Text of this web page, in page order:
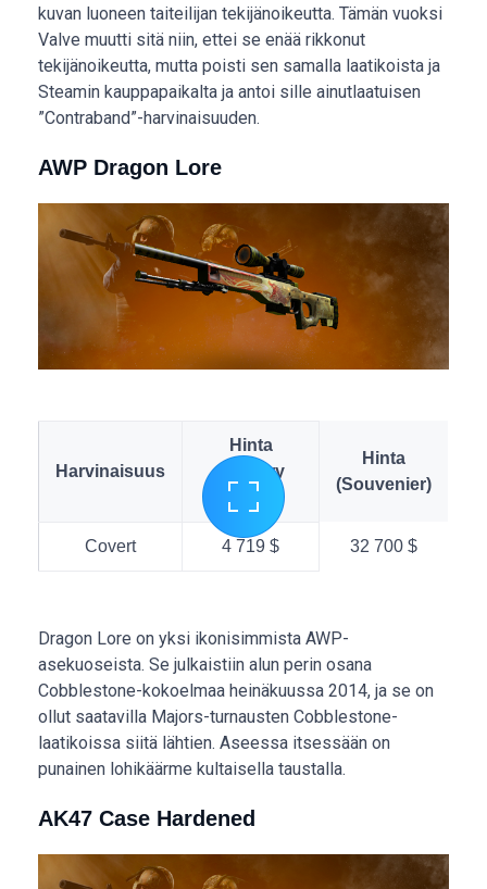
kuvan luoneen taiteilijan tekijänoikeutta. Tämän vuoksi
Valve muutti sitä niin, ettei se enää rikkonut
tekijänoikeutta, mutta poisti sen samalla laatikoista ja
Steamin kauppapaikalta ja antoi sille ainutlaatuisen
”Contraband”-harvinaisuuden.
AWP Dragon Lore
Harvinaisuus
Hinta
(Factory
New)
Hinta
(Souvenier)
Covert 4 719 $ 32 700 $
Dragon Lore on yksi ikonisimmista AWP-
asekuoseista. Se julkaistiin alun perin osana
Cobblestone-kokoelmaa heinäkuussa 2014, ja se on
ollut saatavilla Majors-turnausten Cobblestone-
laatikoissa siitä lähtien. Aseessa itsessään on
punainen lohikäärme kultaisella taustalla.
AK47 Case Hardened